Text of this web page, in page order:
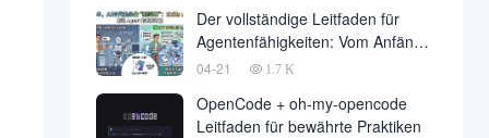
Der vollständige Leitfaden für
Agentenfähigkeiten: Vom Anfänger
zum Meister
04-21 1.7 K
OpenCode + oh-my-opencode
Leitfaden für bewährte Praktiken